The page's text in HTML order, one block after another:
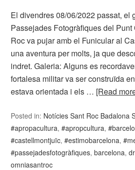
El divendres 08/06/2022 passat, el
Passejades Fotogràfiques del
Roc va pujar amb el Funicular al
una aventura per molts, ja que
indret. Galeria: Alguns es
fortalesa militar va ser construïda
estava orientada i els … [Read
Posted in: Notícies Sant Roc Badalona
#apropacultura,#apropcultura,
#castellmontjuïc,#estimobarcelona,
#passejadesfotogràfiques,barcelona,
omniasantroc